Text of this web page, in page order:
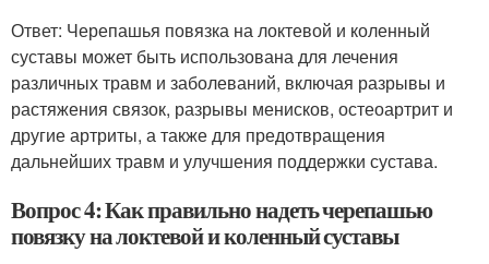
Ответ: Черепашья повязка на локтевой и коленный
суставы может быть использована для лечения
различных травм и заболеваний, включая разрывы и
растяжения связок, разрывы менисков, остеоартрит и
другие артриты, а также для предотвращения
дальнейших травм и улучшения поддержки сустава.
Вопрос 4: Как правильно надеть черепашью
повязку на локтевой и коленный суставы